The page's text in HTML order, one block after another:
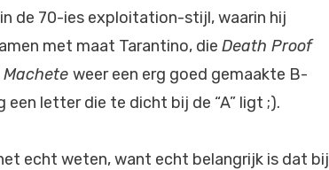
de 70-ies exploitation-stijl, waarin hij
met maat Tarantino, die Death Proof
Machete weer een erg goed gemaakte B-
een letter die te dicht bij de “A” ligt ;).
echt weten, want echt belangrijk is dat bij